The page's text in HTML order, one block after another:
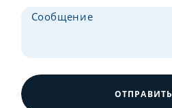
ОТПРАВИТЬ